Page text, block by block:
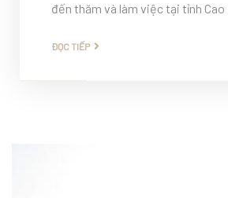
đến thăm và làm việc tại tỉnh Cao
ĐỌC TIẾP